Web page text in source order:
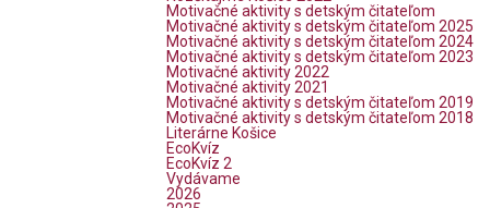
Motivačné aktivity s detským čitateľom
Motivačné aktivity s detským čitateľom 2025
Motivačné aktivity s detským čitateľom 2024
Motivačné aktivity s detským čitateľom 2023
Motivačné aktivity 2022
Motivačné aktivity 2021
Motivačné aktivity s detským čitateľom 2019
Motivačné aktivity s detským čitateľom 2018
Literárne Košice
EcoKvíz
EcoKvíz 2
Vydávame
2026